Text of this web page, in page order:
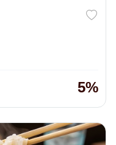
5%